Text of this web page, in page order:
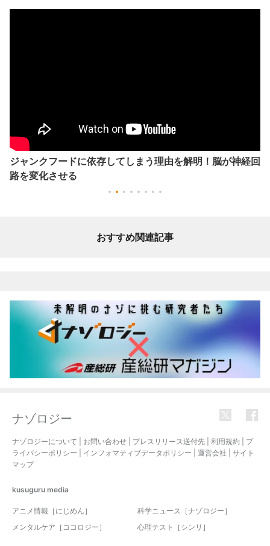
ジャンクフードに依存してしまう理由を解明！脳が神経回
路を変化させる
おすすめ関連記事
ナゾロジー
ナゾロジーについて お問い合わせ プレスリリース送付先 利用規約
プ
ライバシーポリシー
インフォマティブデータポリシー 運営会社
サイト
マップ
kusuguru media
アニメ情報［にじめん］
科学ニュース［ナゾロジー］
メンタルケア［ココロジー］
心理テスト［シンリ］